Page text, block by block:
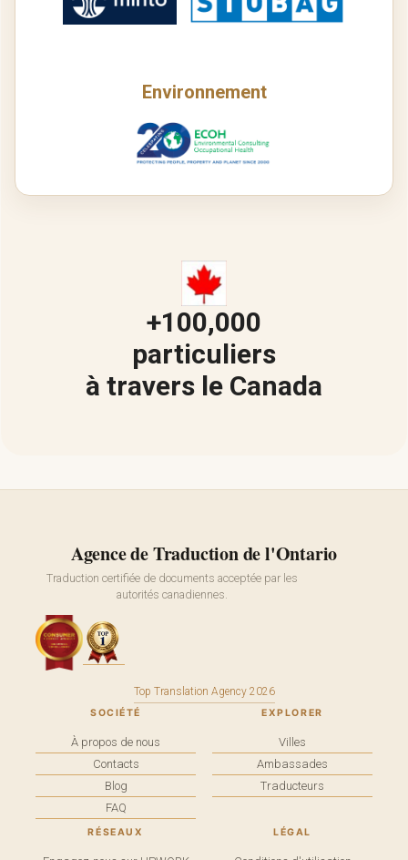
Environnement
+100,000
particuliers
à travers le Canada
Agence de Traduction de l'Ontario
Traduction certifiée de documents acceptée par les
autorités canadiennes.
Top Translation Agency 2026
SOCIÉTÉ
À propos de nous
Contacts
Blog
FAQ
EXPLORER
Villes
Ambassades
Traducteurs
RÉSEAUX LÉGAL